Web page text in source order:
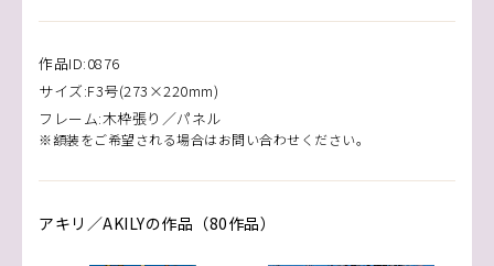
作品ID:0876
サイズ:F3号(273×220mm)
フレーム:木枠張り／パネル
※額装をご希望される場合はお問い合わせください。
アキリ／AKILYの作品（80作品）